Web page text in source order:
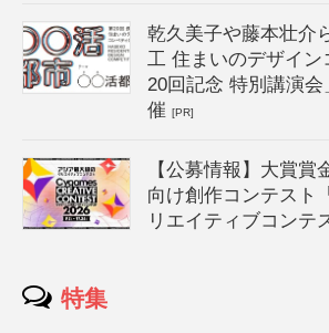
乾久美子や藤本壮介
工 住まいのデザイン
20回記念 特別講演会
催[PR]
【公募情報】大賞賞
向け創作コンテスト
リエイティブコンテ
特集